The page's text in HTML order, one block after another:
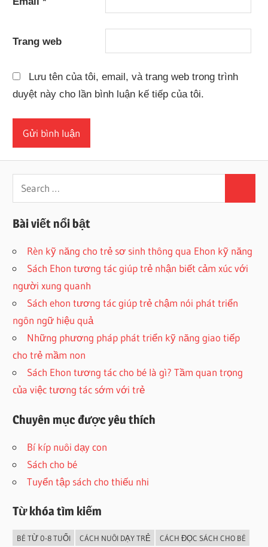
Trang web
Lưu tên của tôi, email, và trang web trong trình
duyệt này cho lần bình luận kế tiếp của tôi.
Search
for:
Bài viết nổi bật
Rèn kỹ năng cho trẻ sơ sinh thông qua Ehon kỹ năng
Sách Ehon tương tác giúp trẻ nhận biết cảm xúc với
người xung quanh
Sách ehon tương tác giúp trẻ chậm nói phát triển
ngôn ngữ hiệu quả
Những phương pháp phát triển kỹ năng giao tiếp
cho trẻ mầm non
Sách Ehon tương tác cho bé là gì? Tầm quan trọng
của việc tương tác sớm với trẻ
Chuyên mục được yêu thích
Bí kíp nuôi dạy con
Sách cho bé
Tuyển tập sách cho thiếu nhi
Từ khóa tìm kiếm
BÉ TỪ 0-8 TUỔI CÁCH NUÔI DẠY TRẺ CÁCH ĐỌC SÁCH CHO BÉ